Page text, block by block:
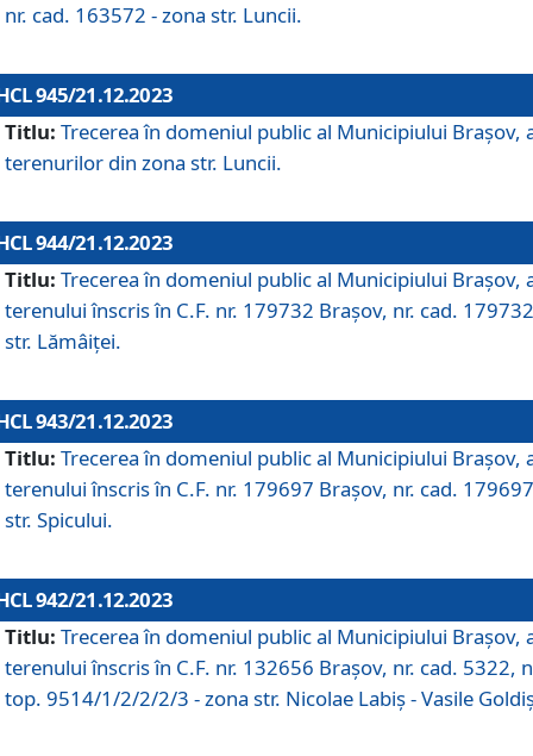
nr. cad. 163572 - zona str. Luncii.
945/21.12.2023
Titlu: Trecerea în domeniul public al Municipiului Braşov,
terenurilor din zona str. Luncii.
944/21.12.2023
Titlu: Trecerea în domeniul public al Municipiului Braşov,
terenului înscris în C.F. nr. 179732 Brașov, nr. cad.
str. Lămâiței.
943/21.12.2023
Titlu: Trecerea în domeniul public al Municipiului Braşov,
terenului înscris în C.F. nr. 179697 Brașov, nr. cad.
str. Spicului.
942/21.12.2023
Titlu: Trecerea în domeniul public al Municipiului Braşov,
terenului înscris în C.F. nr. 132656 Brașov, nr. cad. 5322,
top. 9514/1/2/2/2/3 - zona str. Nicolae Labiș - Vasile